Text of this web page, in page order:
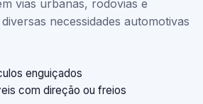
vias urbanas, rodovias e
necessidades automotivas
enguiçados
com direção ou freios